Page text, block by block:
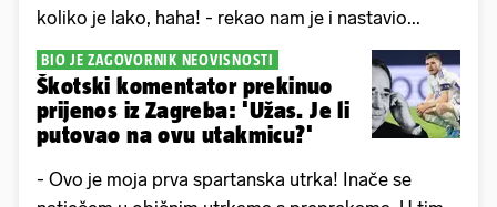
koliko je lako, haha! - rekao nam je i nastavio...
BIO JE ZAGOVORNIK NEOVISNOSTI
Škotski komentator prekinuo
prijenos iz Zagreba: 'Užas. Je li
putovao na ovu utakmicu?'
- Ovo je moja prva spartanska utrka! Inače se